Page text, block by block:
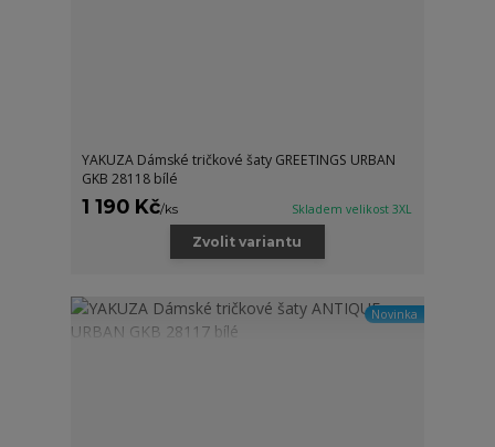
YAKUZA Dámské tričkové šaty GREETINGS URBAN
GKB 28118 bílé
1 190 Kč/ks Skladem velikost 3XL
Zvolit variantu
Novinka